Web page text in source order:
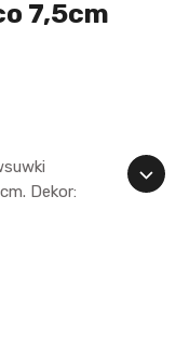
7,5cm
Dekor: